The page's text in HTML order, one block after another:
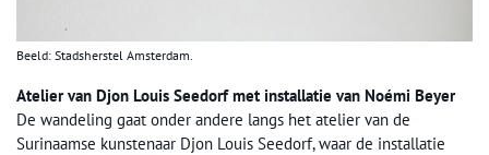
Beeld: Stadsherstel Amsterdam.
Atelier van Djon Louis Seedorf met installatie van Noémi Beyer
De wandeling gaat onder andere langs het atelier van de
Surinaamse kunstenaar Djon Louis Seedorf, waar de installatie